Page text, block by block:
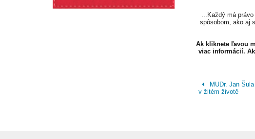
...Každý má
spôsobom, ako aj
Ak kliknete ľavou
viac informácií.
MUDr. Jan
v žitém životě